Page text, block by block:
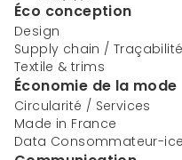
Éco conception
Design
Supply chain / Traçabilité
Textile & trims
Économie de la mode
Circularité / Services
Made in France
Data Consommateur-